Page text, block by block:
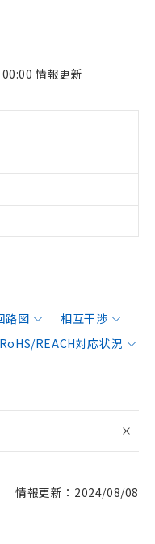
情報更新
路図
相互干渉
RoHS/REACH対応状況
情報更新：2024/08/08